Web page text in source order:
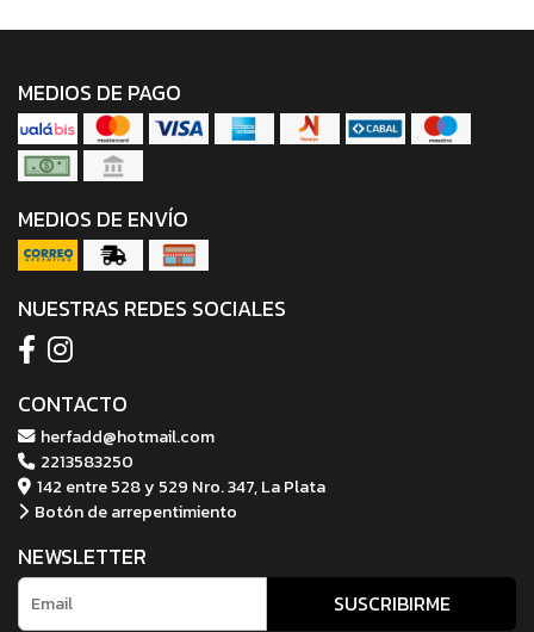
MEDIOS DE PAGO
MEDIOS DE ENVÍO
NUESTRAS REDES SOCIALES
CONTACTO
herfadd@hotmail.com
2213583250
142 entre 528 y 529 Nro. 347, La Plata
Botón de arrepentimiento
NEWSLETTER
SUSCRIBIRME